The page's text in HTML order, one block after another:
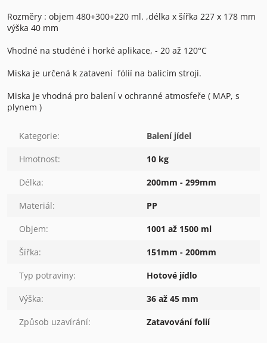
Rozměry : objem 480+300+220 ml. ,délka x šířka 227 x 178 mm
výška 40 mm
Vhodné na studéné i horké aplikace, - 20 až 120°C
Miska je určená k zatavení fólií na balicím stroji.
Miska je vhodná pro balení v ochranné atmosfeře ( MAP, s
plynem )
Kategorie: Balení jídel
Hmotnost: 10 kg
Délka: 200mm - 299mm
Materiál: PP
Objem: 1001 až 1500 ml
Šířka: 151mm - 200mm
Typ potraviny: Hotové jídlo
Výška: 36 až 45 mm
Způsob uzavírání: Zatavování folií